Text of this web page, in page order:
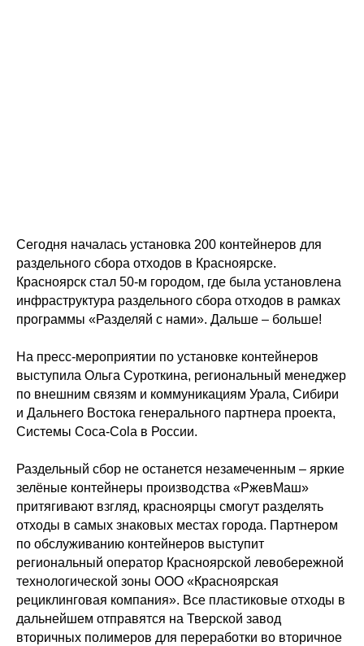
Сегодня началась установка 200 контейнеров для
раздельного сбора отходов в Красноярске.
Красноярск стал 50-м городом, где была установлена
инфраструктура раздельного сбора отходов в рамках
программы «Разделяй с нами». Дальше – больше!
На пресс-мероприятии по установке контейнеров
выступила Ольга Суроткина, региональный менеджер
по внешним связям и коммуникациям Урала, Сибири
и Дальнего Востока генерального партнера проекта,
Системы Coca-Cola в России.
Раздельный сбор не останется незамеченным – яркие
зелёные контейнеры производства «РжевМаш»
притягивают взгляд, красноярцы смогут разделять
отходы в самых знаковых местах города. Партнером
по обслуживанию контейнеров выступит
региональный оператор Красноярской левобережной
технологической зоны ООО «Красноярская
рециклинговая компания». Все пластиковые отходы в
дальнейшем отправятся на Тверской завод
вторичных полимеров для переработки во вторичное